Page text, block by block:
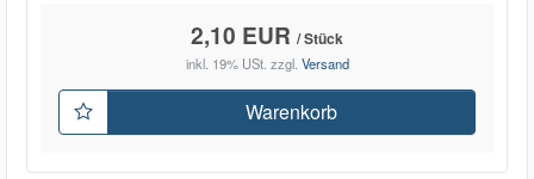
2,10 EUR / Stück
inkl. 19% USt. zzgl. Versand
Warenkorb